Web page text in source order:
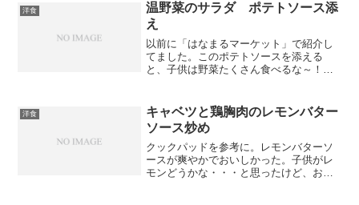
洋食
温野菜のサラダ ポテトソース添
え
以前に「はなまるマーケット」で紹介し
てました。このポテトソースを添える
と、子供は野菜たくさん食べるな～！一
冷凍しておくと便利！
洋食
キャベツと鶏胸肉のレモンバター
ソース炒め
クックパッドを参考に。レモンバターソ
ースが爽やかでおいしかった。子供がレ
モンどうかな・・・と思ったけど、おい